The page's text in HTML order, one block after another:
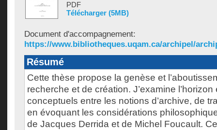
PDF
Télécharger (5MB)
Document d'accompagnement:
https://www.bibliotheques.uqam.ca/archipel/
Résumé
Cette thèse propose la genèse et
recherche et de création. J’examine
conceptuels entre les notions d’archive, de
en évoquant les considérations
de Jacques Derrida et de Michel Foucault.